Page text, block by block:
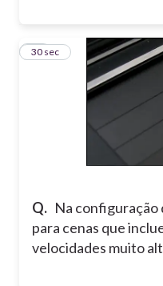
Q. Na
para cenas que
velocidades muito
14
30 sec